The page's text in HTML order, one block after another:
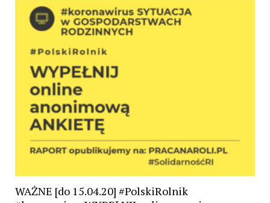
WAŻNE [do 15.04.20] #PolskiRolnik